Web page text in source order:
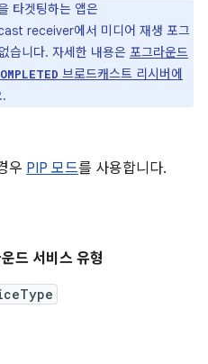
타겟팅하는 앱은
receiver에서 미디어 재생 포그
습니다. 자세한 내용은 포그라운드
브로드캐스트 리시버에
우 PIP 모드를 사용합니다.
드 서비스 유형